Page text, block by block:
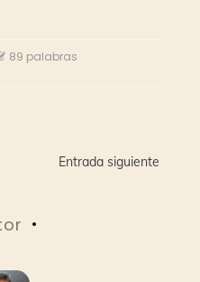
89 palabras
Entrada siguiente